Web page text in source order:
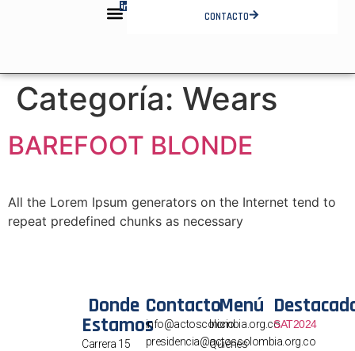
CONTACTO
Categoría: Wears
BAREFOOT BLONDE
All the Lorem Ipsum generators on the Internet tend to
repeat predefined chunks as necessary
Donde
Estamos
Carrera 15
Contacto
info@actoscolombia.org.co
presidencia@actoscolombia.org.co
Menú
Inicio
Quiénes
SAT2024